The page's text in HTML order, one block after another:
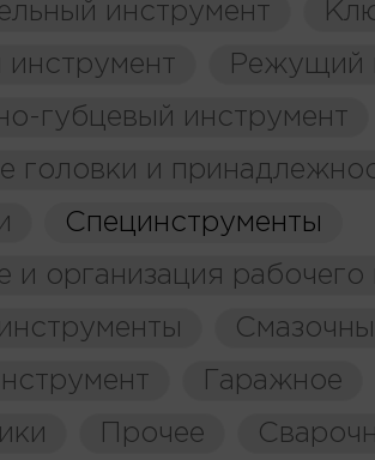
инструмент
Режущий
губцевый инструмент
головки и
Специнструменты
и организация рабочего
Гаражное
Прочее